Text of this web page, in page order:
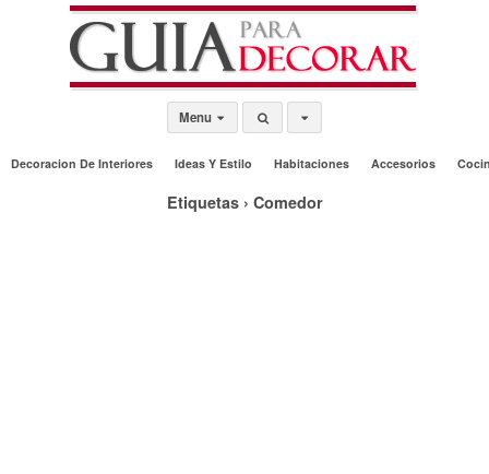
Menu
Decoracion De Interiores Ideas Y Estilo Habitaciones Accesorios
Etiquetas › Comedor